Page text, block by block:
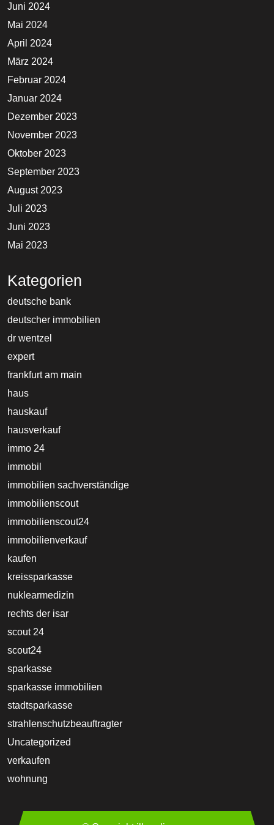
Juni 2024
Mai 2024
April 2024
März 2024
Februar 2024
Januar 2024
Dezember 2023
November 2023
Oktober 2023
September 2023
August 2023
Juli 2023
Juni 2023
Mai 2023
Kategorien
deutsche bank
deutscher immobilien
dr wentzel
expert
frankfurt am main
haus
hauskauf
hausverkauf
immo 24
immobil
immobilien sachverständige
immobilienscout
immobilienscout24
immobilienverkauf
kaufen
kreissparkasse
nuklearmedizin
rechts der isar
scout 24
scout24
sparkasse
sparkasse immobilien
stadtsparkasse
strahlenschutzbeauftragter
Uncategorized
verkaufen
wohnung